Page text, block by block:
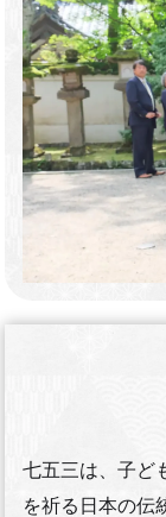
七五三は、子ど
を祈る日本の伝